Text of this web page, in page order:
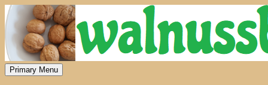
Skip
to
content
Primary Menu